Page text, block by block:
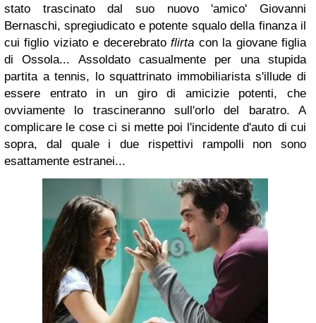
stato trascinato dal suo nuovo 'amico' Giovanni
Bernaschi, spregiudicato e potente squalo della finanza il
cui figlio viziato e decerebratoflirta con la giovane figlia
di Ossola... Assoldato casualmente per una stupida
partita a tennis, lo squattrinato immobiliarista s'illude di
essere entrato in un giro di amicizie potenti, che
ovviamente lo trascineranno sull'orlo del baratro. A
complicare le cose ci si mette poi l'incidente d'auto di cui
sopra, dal quale i due rispettivi rampolli non sono
esattamente estranei...